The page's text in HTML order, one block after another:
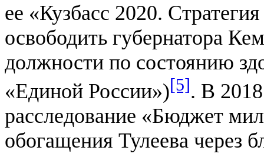
ее «Кузбасс 2020.
освободить губернатора
должности по состоянию
«Единой России»)[5]. В
расследование «Бюджет
обогащения Тулеева через